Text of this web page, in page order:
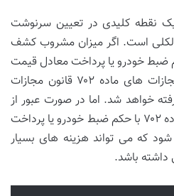
حد نصاب ۲۰ لیتر، یک نقطه کلیدی در تعیین سرنوشت
است. اگر میزان مشروب کشف
باشد، حکم ضبط خودرو یا پرداخت معادل قیمت
آن اعمال نمی شود و فقط مجازات های ماده ۷۰۲ قانون مجازات
خواهد شد. اما در صورت عبور از
این حد نصاب، مجازات های ماده ۷۰۲ با حکم ضبط خودرو یا پرداخت
که می تواند هزینه های بسیار
داشته باشد.